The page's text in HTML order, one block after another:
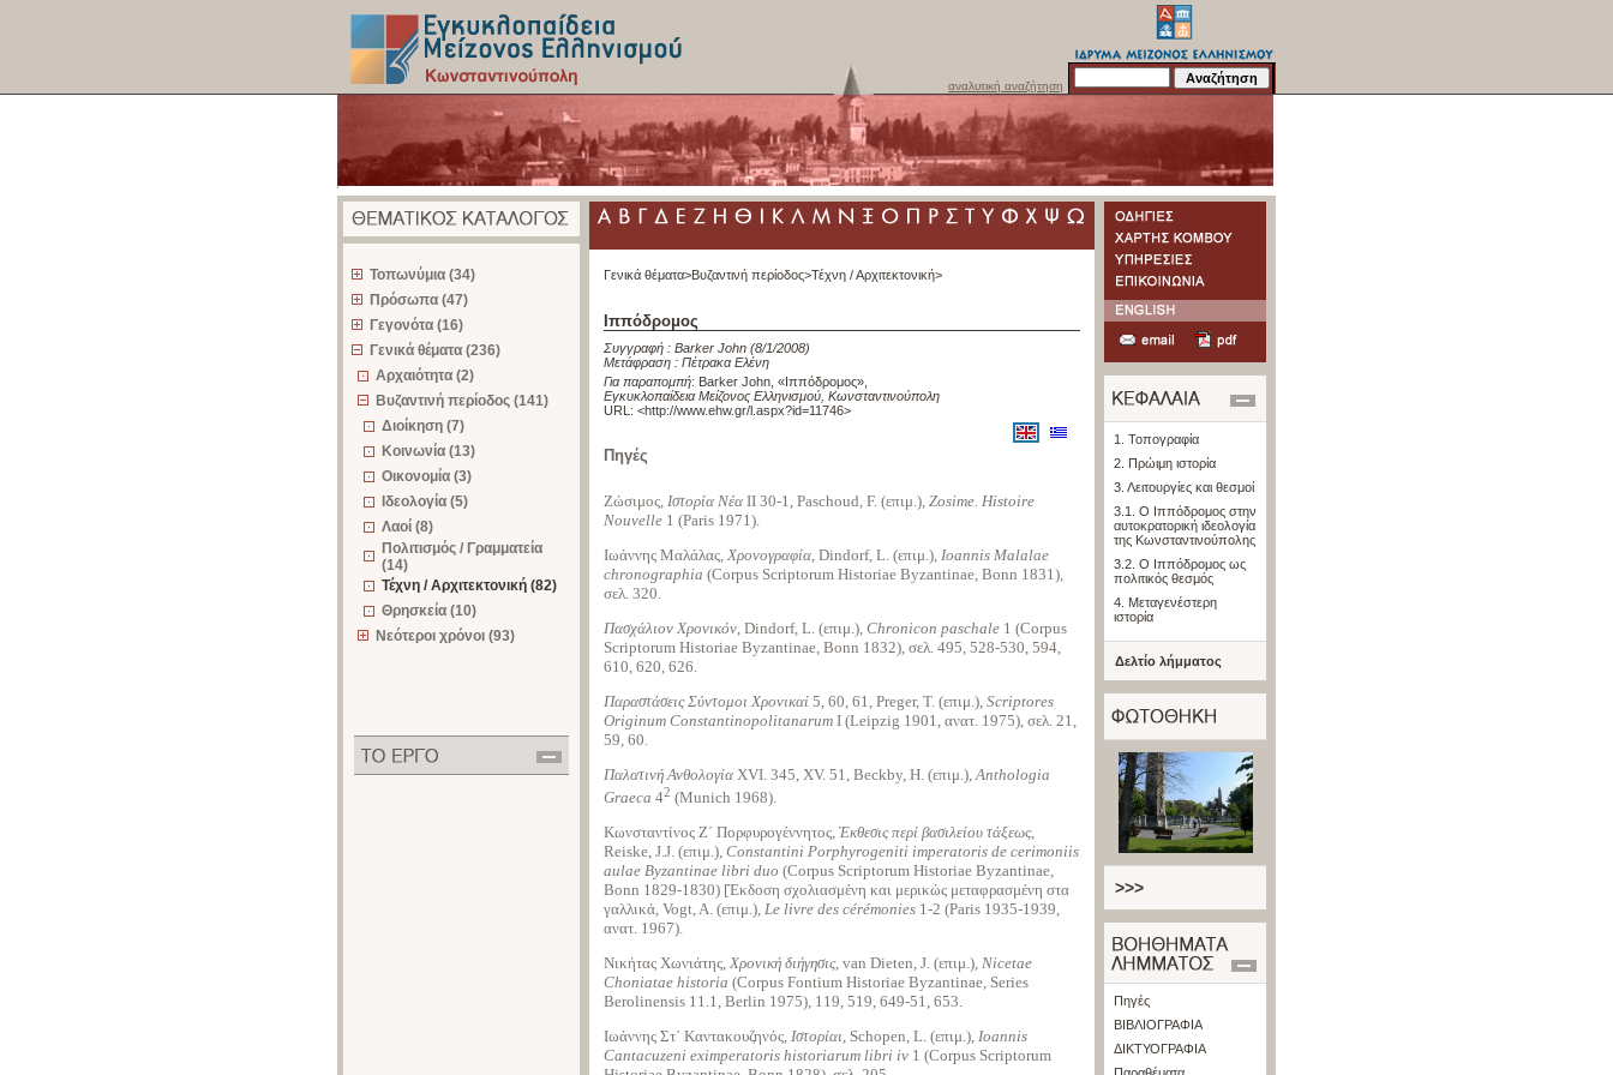
αναλυτική αναζήτηση
Τοπωνύμια (34)
Πρόσωπα (47)
Γεγονότα (16)
Γενικά θέματα (236)
Αρχαιότητα (2)
Βυζαντινή περίοδος (141)
Διοίκηση (7)
Κοινωνία (13)
Οικονομία (3)
Ιδεολογία (5)
Λαοί (8)
Πολιτισμός / Γραμματεία
(14)
Τέχνη / Αρχιτεκτονική (82)
Θρησκεία (10)
Νεότεροι χρόνοι (93)
Γενικά θέματα>Βυζαντινή περίοδος>Τέχνη / Αρχιτεκτονική>
Ιππόδρομος
Συγγραφή : Barker John (8/1/2008)
Μετάφραση : Πέτρακα Ελένη
Για παραπομπή: Barker John, «Ιππόδρομος»
Εγκυκλοπαίδεια Μείζονος Ελληνισμού, Κωνσταντινούπολη
URL: <http://www.ehw.gr/l.aspx?id=11746>
Πηγές
Ζώσιμος, Ιστορία Νέα II 30-1, Paschoud, F. (επιμ.), Zosime. Histoire
Nouvelle 1 (Paris 1971).
Ιωάννης Μαλάλας, Χρονογραφία, Dindorf, L. (επιμ.), Ioannis Malalae
chronographia (Corpus Scriptorum Historiae Byzantinae, Bonn 1831),
σελ. 320.
Πασχάλιον Χρονικόν, Dindorf, L. (επιμ.), Chronicon paschale 1 (Corpus
Scriptorum Historiae Byzantinae, Bonn 1832), σελ. 495, 528-530, 594,
610, 620, 626.
Παραστάσεις Σύντομοι Χρονικαί 5, 60, 61, Preger, T. (επιμ.), Scriptores
Originum Constantinopolitanarum I (Leipzig 1901, ανατ. 1975), σελ. 21,
59, 60.
Παλατινή Ανθολογία XVI. 345, XV. 51, Beckby, H. (επιμ.),Anthologia
Graeca 42 (Munich 1968).
Κωνσταντίνος Ζ΄ Πορφυρογέννητος, Έκθεσις περί βασιλείου τάξεως,
Reiske, J.J. (επιμ.), Constantini Porphyrogeniti imperatoris de cerimoniis
aulae Byzantinae libri duo (Corpus Scriptorum Historiae Byzantinae,
Bonn 1829-1830) [Έκδοση σχολιασμένη και μερικώς μεταφρασμένη στα
γαλλικά, Vogt, A. (επιμ.), Le livre des cérémonies 1-2 (Paris 1935-1939,
ανατ. 1967).
Νικήτας Χωνιάτης, Χρονική διήγησις, van Dieten, J. (επιμ.), Nicetae
Choniatae historia (Corpus Fontium Historiae Byzantinae, Series
Berolinensis 11.1, Berlin 1975), 119, 519, 649-51, 653.
Ιωάννης Στ΄ Καντακουζηνός, Ιστορίαι, Schopen, L. (επιμ.), Ioannis
Cantacuzeni eximperatoris historiarum libri iv 1 (Corpus Scriptorum
1. Τοπογραφία
2. Πρώιμη ιστορία
3. Λειτουργίες και θεσμοί
3.1. Ο Ιππόδρομος στην
αυτοκρατορική ιδεολογία
της Κωνσταντινούπολης
3.2. Ο Ιππόδρομος ως
πολιτικός θεσμός
4. Μεταγενέστερη
ιστορία
Δελτίο λήμματος
>>>
Πηγές
ΒΙΒΛΙΟΓΡΑΦΙΑ
ΔΙΚΤΥΟΓΡΑΦΙΑ